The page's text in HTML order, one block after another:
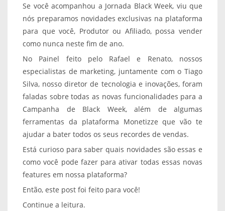
Se você acompanhou a Jornada Black Week, viu que
nós preparamos novidades exclusivas na plataforma
para que você, Produtor ou Afiliado, possa vender
como nunca neste fim de ano.
No Painel feito pelo Rafael e Renato, nossos
especialistas de marketing, juntamente com o Tiago
Silva, nosso diretor de tecnologia e inovações, foram
faladas sobre todas as novas funcionalidades para a
Campanha de Black Week, além de algumas
ferramentas da plataforma Monetizze que vão te
ajudar a bater todos os seus recordes de vendas.
Está curioso para saber quais novidades são essas e
como você pode fazer para ativar todas essas novas
features em nossa plataforma?
Então, este post foi feito para você!
Continue a leitura.